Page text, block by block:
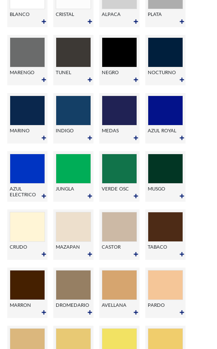
BLANCO CRISTAL ALPACA PLATA
MARENGO TUNEL NEGRO NOCTURNO
MARINO INDIGO MEDAS AZUL ROYAL
AZUL
ELECTRICO
JUNGLA VERDE OSC MUSGO
CRUDO MAZAPAN CASTOR TABACO
MARRON DROMEDARIO AVELLANA PARDO